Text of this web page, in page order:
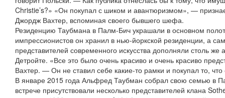
Christie’s?» «Он покупал с шиком и авантюризмом», —
Джордж Вахтер, вспоминая своего бывшего шефа.
Резиденцию Таубмана в Палм-Бич украшали в основном
импрессионистов он хранил в нью-йоркской резиденции, а
представителей современного искусства дополняли столь же
Детройте. «Все это было очень красиво и очень красиво
Вахтер. — Он не ставил себе какие-то рамки и покупал то,
В январе 2015 года Альфред Таубман собрал свою семью в
встрече присутствовали несколько представителей клана